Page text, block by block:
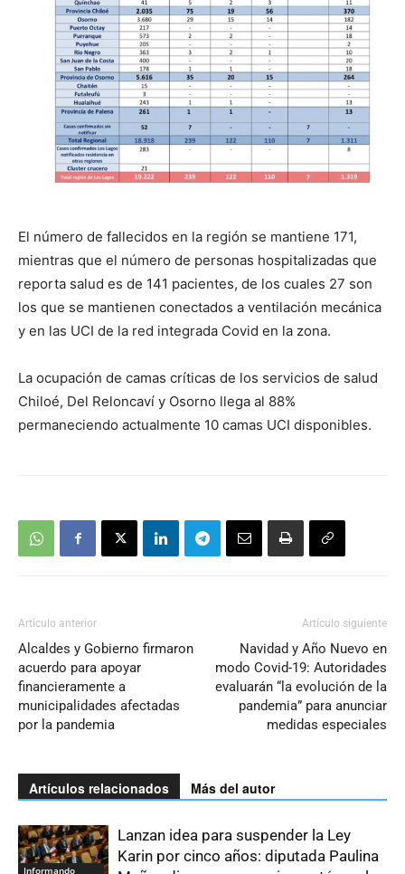
El número de fallecidos en la región se mantiene 171,
mientras que el número de personas hospitalizadas que
reporta salud es de 141 pacientes, de los cuales 27 son
los que se mantienen conectados a ventilación mecánica
y en las UCI de la red integrada Covid en la zona.
La ocupación de camas críticas de los servicios de salud
Chiloé, Del Reloncaví y Osorno llega al 88%
permaneciendo actualmente 10 camas UCI disponibles.
Artículo anterior
Alcaldes y Gobierno firmaron
acuerdo para apoyar
financieramente a
municipalidades afectadas
por la pandemia
Artículo siguiente
Navidad y Año Nuevo en
modo Covid-19: Autoridades
evaluarán “la evolución de la
pandemia” para anunciar
medidas especiales
Artículos relacionados Más del autor
Informando
Lanzan idea para suspender la Ley
Karin por cinco años: diputada Paulina